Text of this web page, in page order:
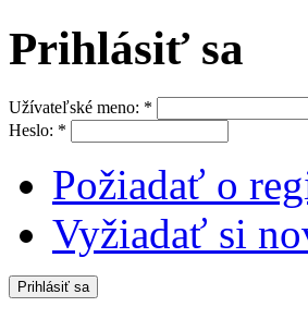
Prihlásiť sa
Užívateľské meno: *
Heslo: *
Požiadať o
Vyžiadať si